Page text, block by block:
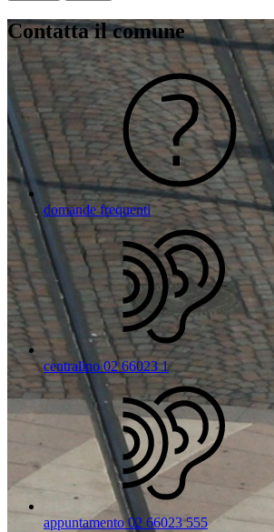
Contatta il comune
domande frequenti
centralino 02 66023 1
appuntamento 02 66023 555